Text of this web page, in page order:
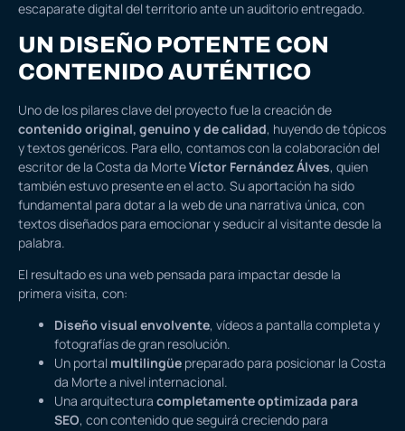
escaparate digital del territorio ante un auditorio entregado.
UN DISEÑO POTENTE CON
CONTENIDO AUTÉNTICO
Uno de los pilares clave del proyecto fue la creación de
contenido original, genuino y de calidad, huyendo de tópicos
y textos genéricos. Para ello, contamos con la colaboración del
escritor de la Costa da MorteVíctor Fernández Álves, quien
también estuvo presente en el acto. Su aportación ha sido
fundamental para dotar a la web de una narrativa única, con
textos diseñados para emocionar y seducir al visitante desde la
palabra.
El resultado es una web pensada para impactar desde la
primera visita, con:
Diseño visual envolvente, vídeos a pantalla completa y
fotografías de gran resolución.
Un portal multilingüe preparado para posicionar la Costa
da Morte a nivel internacional.
Una arquitectura completamente optimizada para
SEO, con contenido que seguirá creciendo para